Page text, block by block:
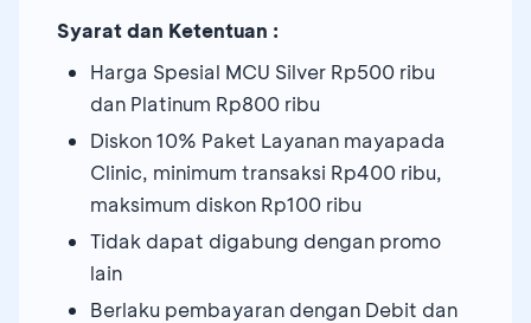
Syarat dan Ketentuan :
Harga Spesial MCU Silver Rp500 ribu
dan Platinum Rp800 ribu
Diskon 10% Paket Layanan mayapada
Clinic, minimum transaksi Rp400 ribu,
maksimum diskon Rp100 ribu
Tidak dapat digabung dengan promo
lain
Berlaku pembayaran dengan Debit dan